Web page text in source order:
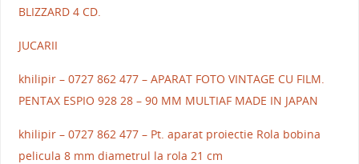
BLIZZARD 4 CD.
JUCARII
khilipir – 0727 862 477 – APARAT FOTO VINTAGE CU FILM.
PENTAX ESPIO 928 28 – 90 MM MULTIAF MADE IN JAPAN
khilipir – 0727 862 477 – Pt. aparat proiectie Rola bobina
pelicula 8 mm diametrul la rola 21 cm